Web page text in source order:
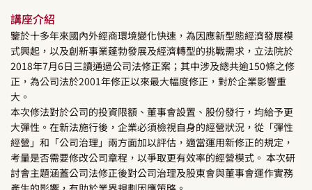
講座介紹
鑒於十多年來國內外經商環境變化快速，為因應新型態經濟發展模
式興起，以及創新事業蓬勃發展及經濟轉型的挑戰需求，立法院於
2018年7月6日三讀通過公司法修正案；其中涉及總共逾150條之修
正，為公司法於2001年修正以來最大幅度修正，對於企業影響重
大。
本次修法對於公司的投資限額、董事會設置、股份發行，均給予更
大彈性。在新法施行後，企業必須檢視自身的經營狀況，從「彈性
經營」和「公司治理」兩方面加以評估，適當運用新修正的規定，
考量是否需要修改公司章程，以爭取更有效率的經營模式。 本次研
討會主題涵蓋公司法修正後對公司治理及股東會與董事會運作實務